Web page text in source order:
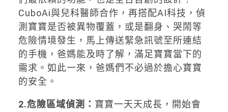
CuboAi與兒科醫師合作，再搭配AI科技，偵
測寶寶是否被異物覆蓋，或是翻身、哭鬧等
危險情境發生，馬上傳送緊急訊號至所連結
的手機，爸媽能及時了解，滿足寶寶當下的
需求。如此一來，爸媽們不必過於擔心寶寶
的安全。
2.危險區域偵測： 寶寶一天天成長，開始會